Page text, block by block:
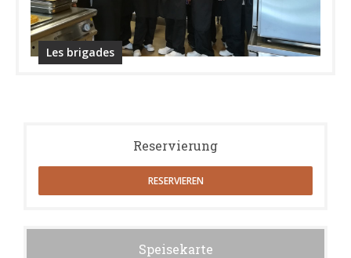
Les brigades
Reservierung
RESERVIEREN
Speisekarte